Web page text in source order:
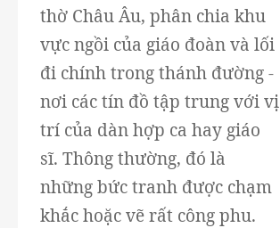
thờ Châu Âu, phân chia khu
vực ngồi của giáo đoàn và lối
đi chính trong thánh đường -
nơi các tín đồ tập trung với vị
trí của dàn hợp ca hay giáo
sĩ. Thông thường, đó là
những bức tranh được chạm
khắc hoặc vẽ rất công phu.